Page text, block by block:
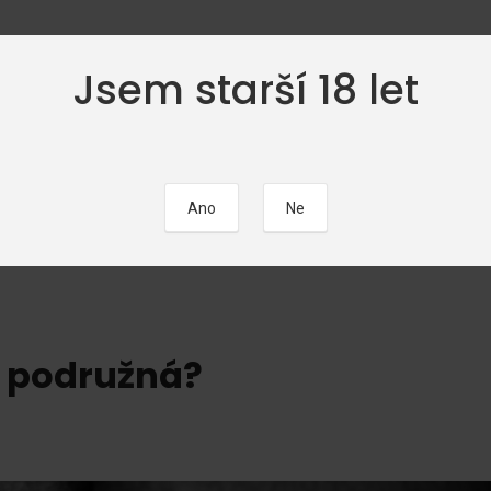
FOTOGALERIE EROTICKÉ POVÍDKY
Jsem starší 18 let